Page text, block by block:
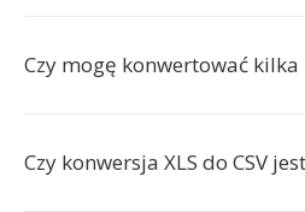
Czy mogę konwertować kilka
Czy konwersja XLS do CSV